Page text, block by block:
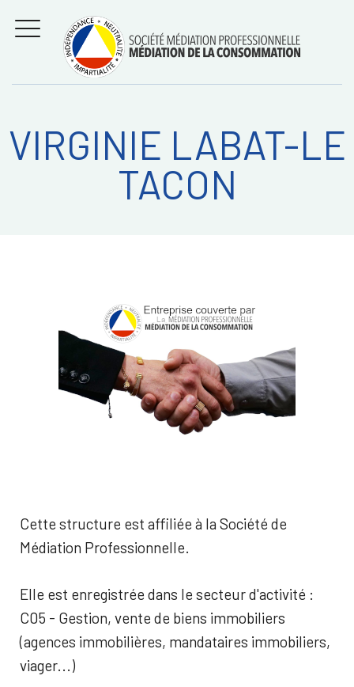
Régler les litiges
entre
consommateurs et
professionnels avec
la médiation de la
consommation
MENU
Recherche
VIRGINIE LABAT-LE
TACON
Cette structure est affiliée à la Société de
Médiation Professionnelle.
Elle est enregistrée dans le secteur d'activité :
C05 - Gestion, vente de biens immobiliers
(agences immobilières, mandataires immobiliers,
viager...)